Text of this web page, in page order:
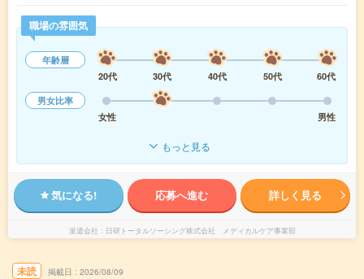
職場の雰囲気
年齢層
20代
30代 40代 50代
60代
男女比率
女性
男性
もっと見る
気になる! 応募へ進む 詳しく見る
派遣会社 日研トータルソーシング株式会社 メディカルケア事業部
未読 掲載日 2026/08/09